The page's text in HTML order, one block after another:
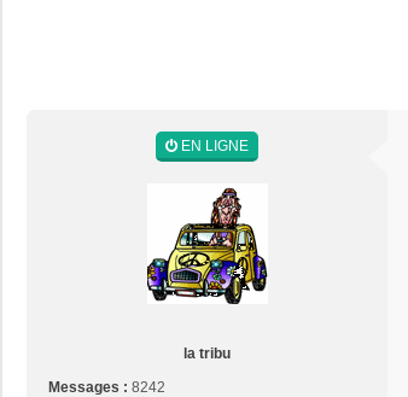
EN LIGNE
la tribu
Messages : 8242